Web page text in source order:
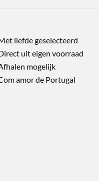
liefde geselecteerd
uit eigen voorraad
mogelijk
amor de Portugal